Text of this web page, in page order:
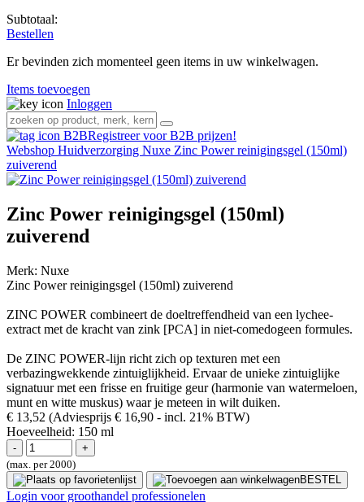
Subtotaal:
Bestellen
Er bevinden zich momenteel geen items in uw winkelwagen.
Items toevoegen
Inloggen
Registreer voor B2B prijzen!
Webshop Huidverzorging Nuxe Zinc Power reinigingsgel (150ml)
zuiverend
Zinc Power reinigingsgel (150ml)
zuiverend
Merk: Nuxe
Zinc Power reinigingsgel (150ml) zuiverend
ZINC POWER combineert de doeltreffendheid van een lychee-
extract met de kracht van zink [PCA] in niet-comedogeen formules.
De ZINC POWER-lijn richt zich op texturen met een
verbazingwekkende zintuiglijkheid. Ervaar de unieke zintuiglijke
signatuur met een frisse en fruitige geur (harmonie van watermeloen,
munt en witte muskus) waar je meteen in wilt duiken.
€ 13,52 (Adviesprijs € 16,90 - incl. 21% BTW)
Hoeveelheid: 150 ml
(max. per 2000)
BESTEL
Login voor groothandel professionelen